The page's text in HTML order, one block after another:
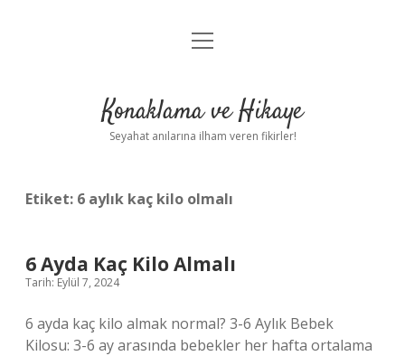
Anasayfa
Yasal Uyarı
menüyü
Konaklama ve Hikaye
Seyahat anılarına ilham veren fikirler!
Etiket: 6 aylık kaç kilo olmalı
6 Ayda Kaç Kilo Almalı
Tarih: Eylül 7, 2024
6 ayda kaç kilo almak normal? 3-6 Aylık Bebek
Kilosu: 3-6 ay arasında bebekler her hafta ortalama